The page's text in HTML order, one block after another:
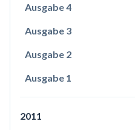
Ausgabe 4
Ausgabe 3
Ausgabe 2
Ausgabe 1
2011